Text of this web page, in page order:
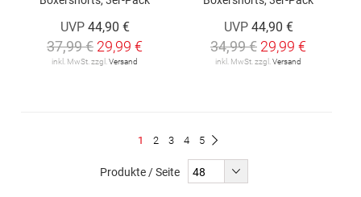
UVP 44,90 €
37,99 € 29,99 €
inkl. MwSt. zzgl. Versand
UVP 44,90 €
34,99 € 29,99 €
inkl. MwSt. zzgl. Versand
Du
1 Seite
2 Seite
3 Seite
4 Seite
5
Produkte / Seite